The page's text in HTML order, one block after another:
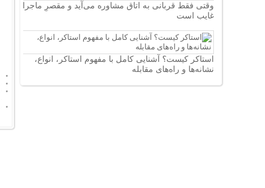
وقتی فقط قربانی به اتاق مشاوره می‌آید و مقصرِ ماجرا
غایب است
استاکر کیست؟ آشنایی کامل با مفهوم استاکر، انواع،
نشانه‌ها و راه‌های مقابله